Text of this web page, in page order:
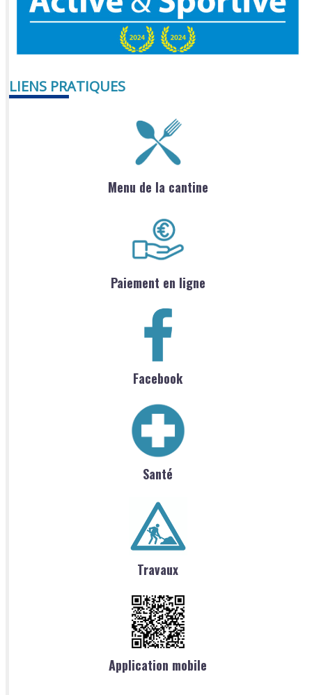
LIENS PRATIQUES
Menu de la cantine
Paiement en ligne
Facebook
Santé
Travaux
Application mobile